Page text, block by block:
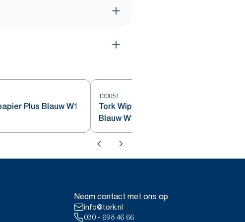
Plus Blauw W1
130051
Tork Wiping Plus Rol Poetspapier
Blauw W1
Neem contact met ons op
info@tork.nl
030 - 698 46 66